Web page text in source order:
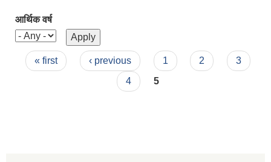
आर्थिक वर्ष
Pages
« first ‹ previous 1 2
3
4
5